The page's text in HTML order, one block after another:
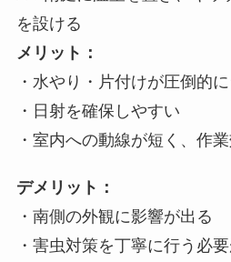
を設ける
メリット：
・水やり・片付けが圧倒的
・日射を確保しやすい
・室内への動線が短く、作
デメリット：
・南側の外観に影響が出る
・害虫対策を丁寧に行う必